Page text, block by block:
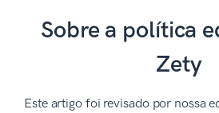
Sobre a política
Zety
Este artigo foi revisado por nossa